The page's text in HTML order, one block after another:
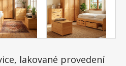
lakované provedení